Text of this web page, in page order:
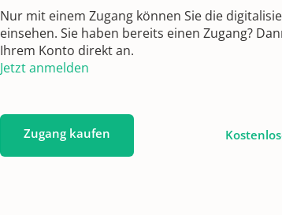
Nur mit einem Zugang können Sie die
einsehen. Sie haben bereits einen Zugang?
Ihrem Konto direkt an.
Jetzt anmelden
Zugang kaufen